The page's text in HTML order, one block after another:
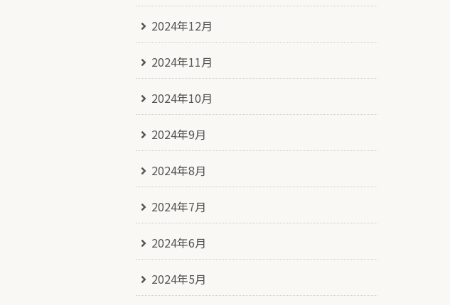
2024年12月
2024年11月
2024年10月
2024年9月
2024年8月
2024年7月
2024年6月
2024年5月